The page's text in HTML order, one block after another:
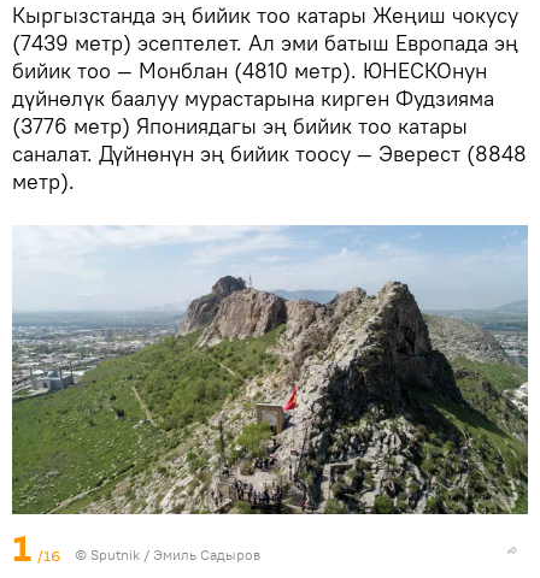
Кыргызстанда эң бийик тоо катары Жеңиш чокусу
(7439 метр) эсептелет. Ал эми батыш Европада эң
бийик тоо — Монблан (4810 метр). ЮНЕСКОнун
дүйнөлүк баалуу мурастарына кирген Фудзияма
(3776 метр) Япониядагы эң бийик тоо катары
саналат. Дүйнөнүн эң бийик тоосу — Эверест (8848
метр).
1 /16 © Sputnik / Эмиль Садыров